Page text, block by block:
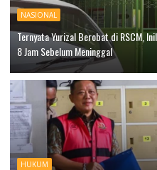
NASIONAL
Ternyata Yurizal Berobat di RSCM,
8 Jam Sebelum Meninggal
HUKUM